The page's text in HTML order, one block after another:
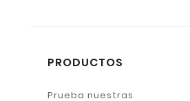
PRODUCTOS
Prueba nuestras